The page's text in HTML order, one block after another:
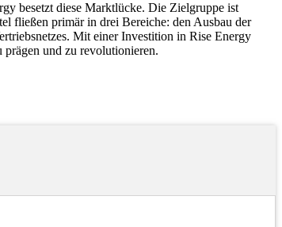
besetzt diese Marktlücke. Die Zielgruppe ist
fließen primär in drei Bereiche: den Ausbau der
Mit einer Investition in Rise Energy
und zu revolutionieren.